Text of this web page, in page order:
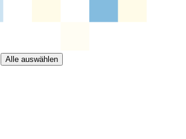
Alle auswählen